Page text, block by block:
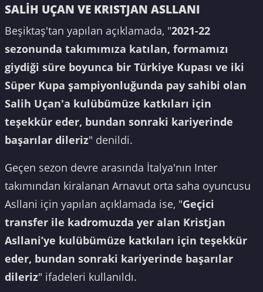
SALİH UÇAN VE KRISTJAN ASLLANI
Beşiktaş'tan yapılan açıklamada, "2021-22
sezonunda takımımıza katılan, formamızı
giydiği süre boyunca bir Türkiye Kupası ve iki
Süper Kupa şampiyonluğunda pay sahibi olan
Salih Uçan'a kulübümüze katkıları için
teşekkür eder, bundan sonraki kariyerinde
başarılar dileriz" denildi.
Geçen sezon devre arasında İtalya'nın Inter
takımından kiralanan Arnavut orta saha oyuncusu
Asllani için yapılan açıklamada ise, "Geçici
transfer ile kadromuzda yer alan Kristjan
Asllani’ye kulübümüze katkıları için teşekkür
eder, bundan sonraki kariyerinde başarılar
dileriz" ifadeleri kullanıldı.